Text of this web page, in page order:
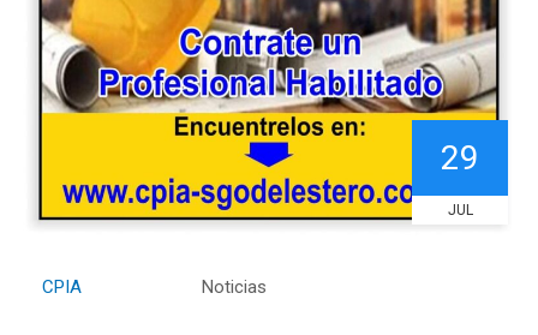
29
JUL
CPIA Noticias